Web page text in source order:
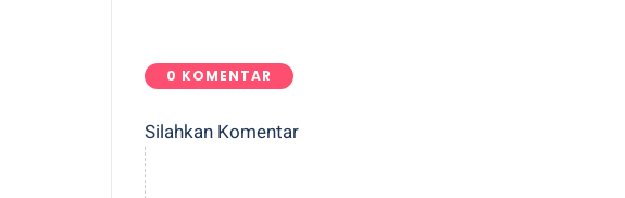
0 KOMENTAR
Silahkan Komentar